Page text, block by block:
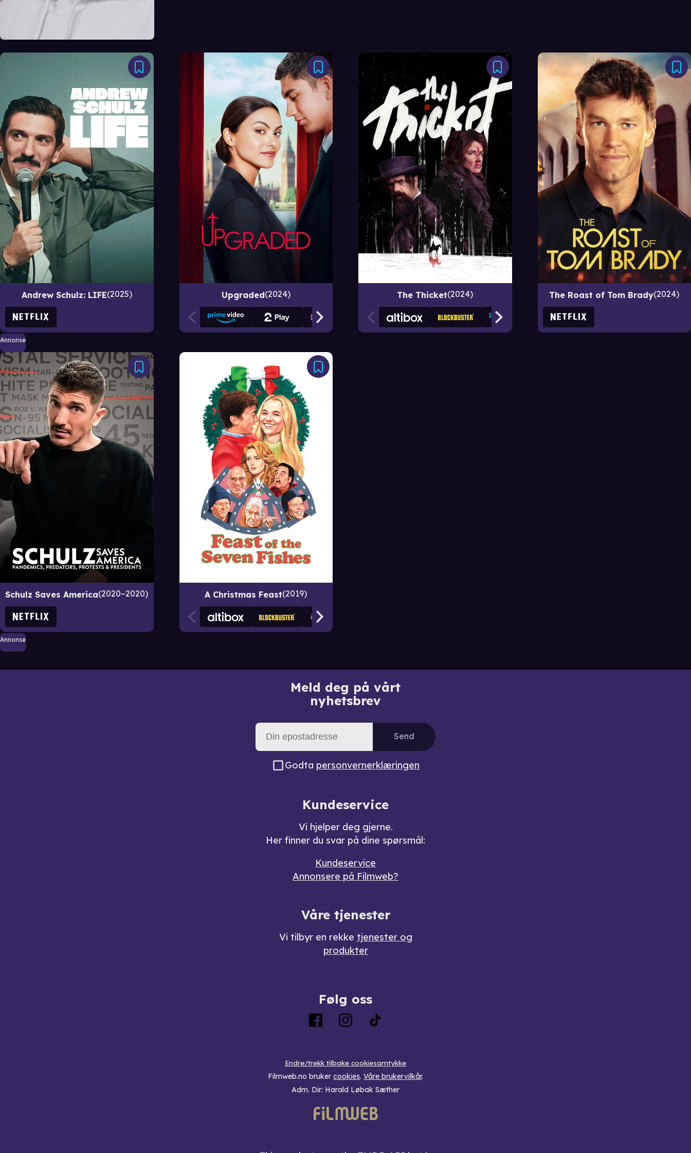
Andrew Schulz: LIFE 2025 Upgraded 2024 The Thicket 2024 The Roast of Tom Brady 2024
Annonse
Schulz Saves America 2020–2020 A Christmas Feast 2019
Annonse
Meld deg på vårt
nyhetsbrev
Send
Godta personvernerklæringen
Kundeservice
Vi hjelper deg gjerne.
Her finner du svar på dine spørsmål:
Kundeservice
Annonsere på Filmweb?
Våre tjenester
Vi tilbyr en rekke tjenester og
produkter
Følg oss
Endre/trekk tilbake cookiesamtykke
Filmweb.no bruker cookies. Våre brukervilkår.
Adm. Dir: Harald Løbak Sæther